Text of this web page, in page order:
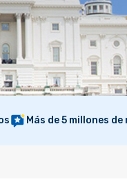
Más de 5 millones